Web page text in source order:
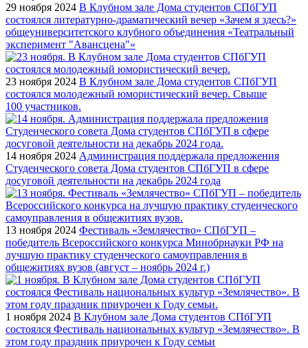
29 ноября 2024 В Клубном зале Дома студентов СПбГУП
состоялся литературно-драматический вечер «Зачем я здесь?»
общеуниверситетского клубного объединения «Театральный
эксперимент "Авансцена"»
23 ноября 2024 В Клубном зале Дома студентов СПбГУП
состоялся молодежный юмористический вечер. Свыше
100 участников.
14 ноября 2024 Администрация поддержала предложения
Студенческого совета Дома студентов СПбГУП в сфере
досуговой деятельности на декабрь 2024 года
13 ноября 2024 Фестиваль «Землячество» СПбГУП –
победитель Всероссийского конкурса Минобрнауки РФ на
лучшую практику студенческого самоуправления в
общежитиях вузов (август – ноябрь 2024 г.)
1 ноября 2024 В Клубном зале Дома студентов СПбГУП
состоялся Фестиваль национальных культур «Землячество». В
этом году праздник приурочен к Году семьи